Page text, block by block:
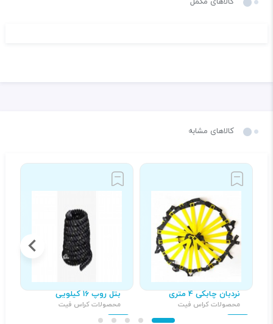
کالاهای مشابه
نردبان چابکی 4 متری
محصولات کراس فیت
بتل روپ 16 کیلویی
محصولات کراس فیت